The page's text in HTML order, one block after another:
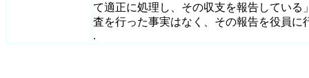
て適正に処理し、その収支を報告している
査を行った事実はなく、その報告を役員に
.